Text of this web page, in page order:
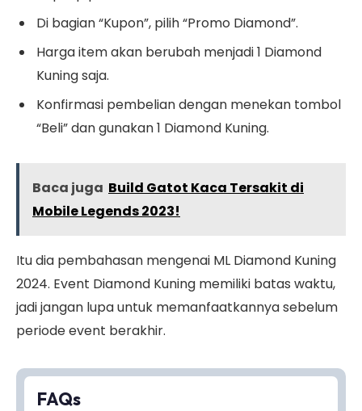
Di bagian “Kupon”, pilih “Promo Diamond”.
Harga item akan berubah menjadi 1 Diamond
Kuning saja.
Konfirmasi pembelian dengan menekan tombol
“Beli” dan gunakan 1 Diamond Kuning.
Baca juga Build Gatot Kaca Tersakit di
Mobile Legends 2023!
Itu dia pembahasan mengenai ML Diamond Kuning
2024. Event Diamond Kuning memiliki batas waktu,
jadi jangan lupa untuk memanfaatkannya sebelum
periode event berakhir.
FAQs